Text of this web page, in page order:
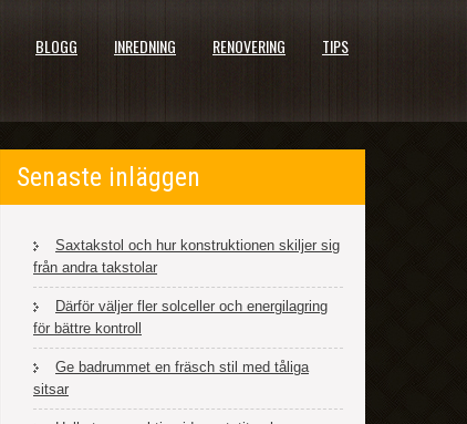
BLOGG INREDNING RENOVERING TIPS
Senaste inläggen
Saxtakstol och hur konstruktionen skiljer sig
från andra takstolar
Därför väljer fler solceller och energilagring
för bättre kontroll
Ge badrummet en fräsch stil med tåliga
sitsar